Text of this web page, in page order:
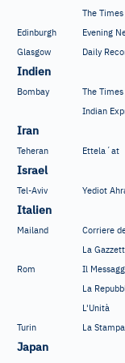
The Times
Edinburgh
Evening
Glasgow
Daily
Indien
Bombay The
Indian
Iran
Teheran Ettela´at
Israel
Tel-Aviv Yediot
Italien
Mailand Corriere
La
Rom
Il
La
L'Unità
Turin
La Stampa
Japan